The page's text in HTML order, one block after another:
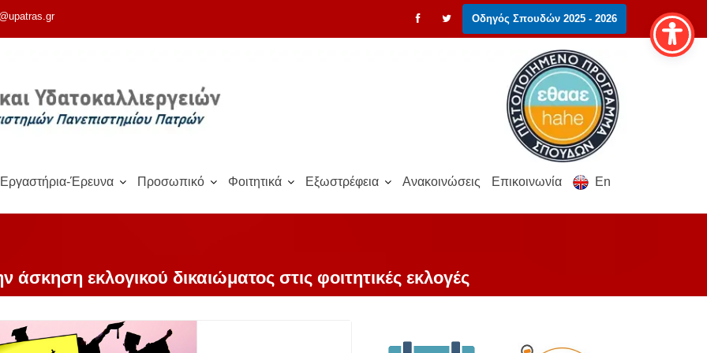
Οδηγός Σπουδών 2025 - 2026
Εργαστήρια-Έρευνα Προσωπικό Φοιτητικά Εξωστρέφεια Ανακοινώσεις Επικοινωνία En
εκλογικού δικαιώματος στις φοιτητικές εκλογές